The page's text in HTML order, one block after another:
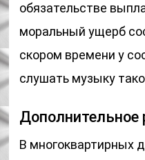
обязательстве
моральный ущерб
скором времени у
слушать музыку
Дополнительное
В многоквартирных